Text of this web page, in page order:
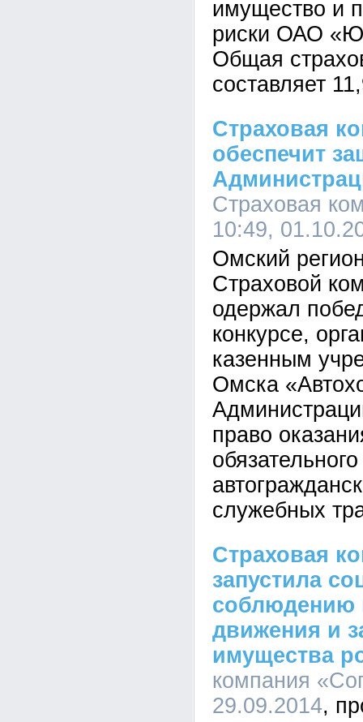
имущество и
риски ОАО
Общая
составляет
Страховая
обеспечит
Страховая
10:49,
Омский
Страховой
одержал
конкурсе,
казенным
Омска
право
служебных
Страховая
запустила
соблюдению
движения и
имущества
компания
29.09.2014